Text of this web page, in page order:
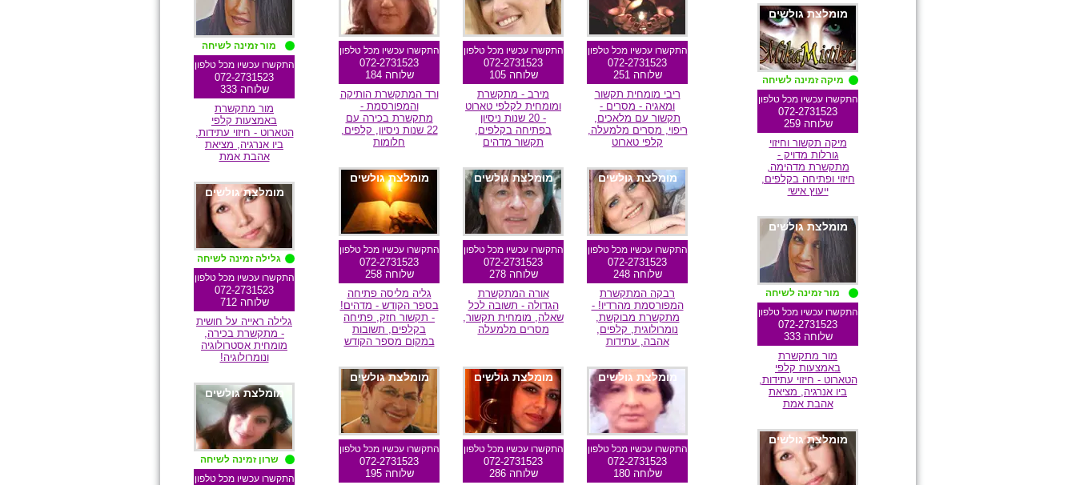
התקשרו עכשיו מכל טלפון
072-2731523
שלוחה 251
ריבי מומחית תקשור
ומאגיה - מסרים -
תקשור עם מלאכים,
ריפוי, מסרים מלמעלה,
קלפי טארוט
התקשרו עכשיו מכל טלפון
072-2731523
שלוחה 105
מירב - מתקשרת
ומומחית לקלפי טארוט
- 20 שנות ניסיון
בפתיחה בקלפים,
תקשור מדהים
התקשרו עכשיו מכל טלפון
072-2731523
שלוחה 184
ורד המתקשרת הותיקה
והמפורסמת -
מתקשרת בכירה עם
22 שנות ניסיון, קלפים,
חלומות
מומלצת גולשים
התקשרו עכשיו מכל טלפון
072-2731523
שלוחה 248
רבקה המתקשרת
המפורסמת מהרדיו! -
מתקשרת מבוקשת,
נומרולוגית, קלפים,
אהבה, עתידות
מומלצת גולשים
התקשרו עכשיו מכל טלפון
072-2731523
שלוחה 278
אורה המתקשרת
הגדולה - תשובה לכל
שאלה, מומחית תקשור,
מסרים מלמעלה
מומלצת גולשים
התקשרו עכשיו מכל טלפון
072-2731523
שלוחה 258
גליה מליסה פתיחה
בספר הקודש - מדהים!
- תקשור חזק, פתיחה
בקלפים, תשובות
במקום מספר הקודש
מומלצת גולשים
התקשרו עכשיו מכל טלפון
072-2731523
שלוחה 180
מומלצת גולשים
התקשרו עכשיו מכל טלפון
072-2731523
שלוחה 286
מומלצת גולשים
התקשרו עכשיו מכל טלפון
072-2731523
שלוחה 195
מור זמינה לשיחה
התקשרו עכשיו מכל טלפון
072-2731523
שלוחה 333
מור מתקשרת
באמצעות קלפי
הטארוט - חיזוי עתידות,
ביו אנרגיה, מציאת
אהבת אמת
מומלצת גולשים
גלילה זמינה לשיחה
התקשרו עכשיו מכל טלפון
072-2731523
שלוחה 712
גלילה ראייה על חושית
- מתקשרת בכירה,
מומחית אסטרולוגיה
ונומרולוגיה!
מומלצת גולשים
שרון זמינה לשיחה
התקשרו עכשיו מכל טלפון
מומלצת גולשים
מיקה זמינה לשיחה
התקשרו עכשיו מכל טלפון
072-2731523
שלוחה 259
מיקה תקשור וחיזוי
גורלות מדויק -
מתקשרת מדהימה,
חיזוי ופתיחה בקלפים,
ייעוץ אישי
מומלצת גולשים
מור זמינה לשיחה
התקשרו עכשיו מכל טלפון
072-2731523
שלוחה 333
מור מתקשרת
באמצעות קלפי
הטארוט - חיזוי עתידות,
ביו אנרגיה, מציאת
אהבת אמת
מומלצת גולשים